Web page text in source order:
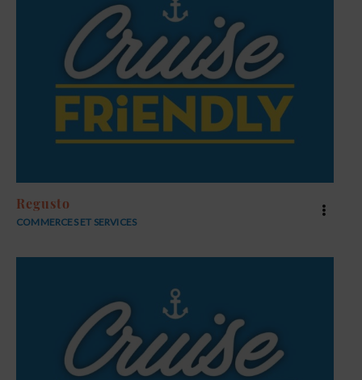
Regusto
COMMERCES ET SERVICES